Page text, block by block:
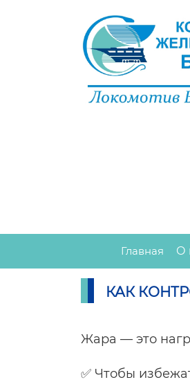
Главная О
КАК
Жара — это
✅ Чтобы